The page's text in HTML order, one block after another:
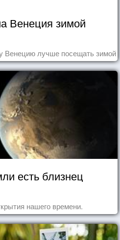
Венеция зимой
Венецию лучше посещать зимой
есть близнец
нашего времени.